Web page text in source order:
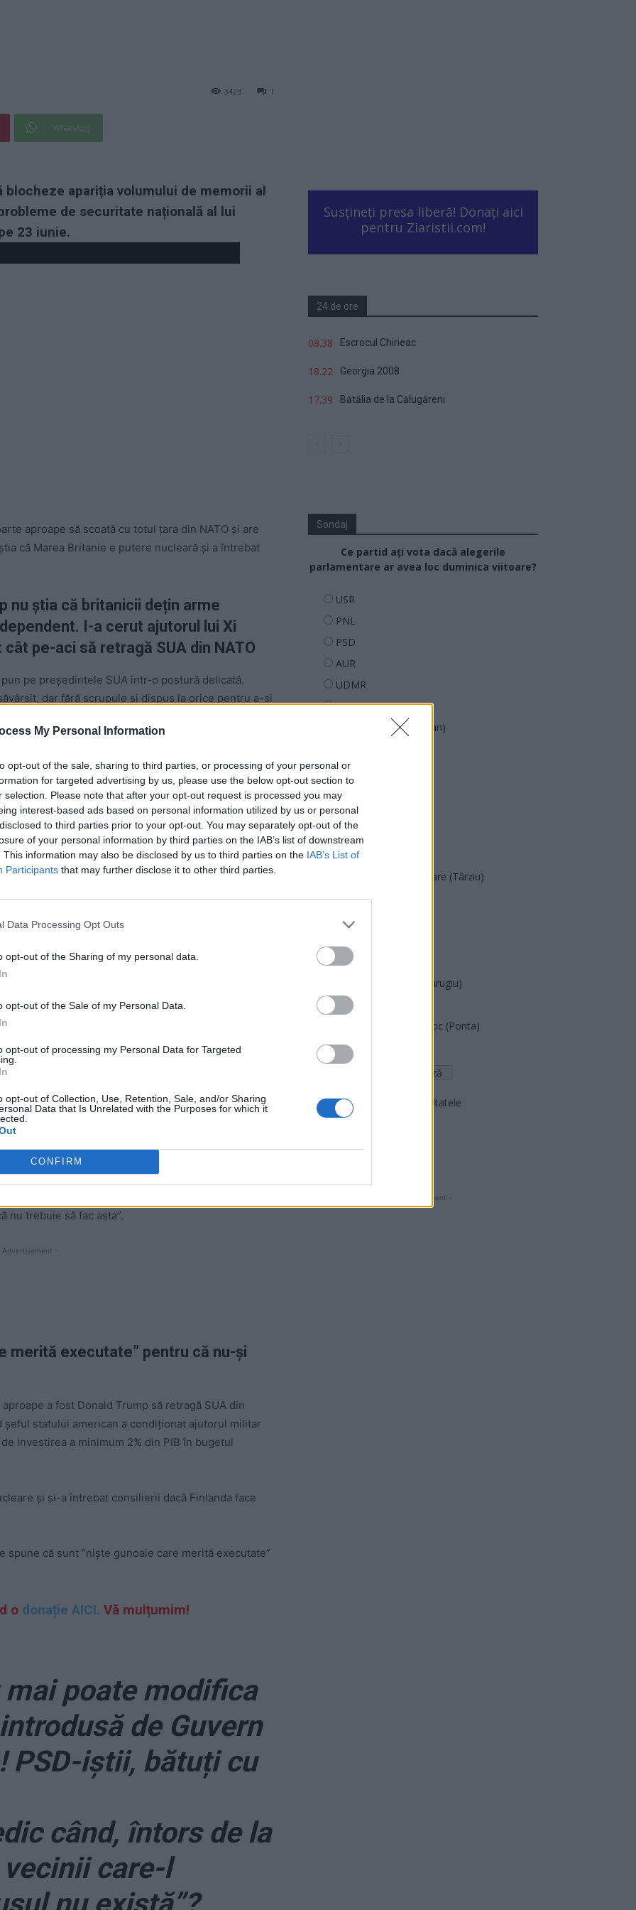
My Personal Information
opt-out of the sale, sharing to third parties, or processing of your personal or
for targeted advertising by us, please use the below opt-out section to
selection. Please note that after your opt-out request is processed you may
interest-based ads based on personal information utilized by us or personal
to third parties prior to your opt-out. You may separately opt-out of the
of your personal information by third parties on the IAB’s list of downstream
This information may also be disclosed by us to third parties on the IAB’s List of
Participants that may further disclose it to other third parties.
Data Processing Opt Outs
opt-out of the Sharing of my personal data.
opt-out of the Sale of my Personal Data.
opt-out of processing my Personal Data for Targeted
opt-out of Collection, Use, Retention, Sale, and/or Sharing
Data that Is Unrelated with the Purposes for which it
CONFIRM
1
3423
WhatsApp
apariția volumului de memorii al
de securitate națională al lui
23 iunie.
aproape să scoată cu totul țara din NATO și are
că Marea Britanie e putere nucleară și a întrebat
nu știa că britanicii dețin arme
I-a cerut ajutorul lui Xi
pe-aci să retragă SUA din NATO
pe președintele SUA într-o postură delicată.
dar fără scrupule și dispus la orice pentru a-și
Trump a provocat un incident foarte grav
chinezii organizată în Japonia. Dictatorul Chinei,
e nemulțumit de faptul că, în SUA, este criticat.
- Advertisement -
este vorba și a crezut că Jinping se referă la
a aprobat, dezvăluieWashington Post.
brusc, în discuție viitoarele alegeri prezidențiale
a Chinei, care ar putea influența campania, și
importanța pe care o au fermierii în SUA și a
și grâu, ar putea înclina balanța electorală în
dar procesul de revizuire a cărții înainte de
nu trebuie să fac asta”.
Advertisement -
merită executate” pentru că nu-și
a fost Donald Trump să retragă SUA din
șeful statului american a condiționat ajutorul militar
investirea a minimum 2% din PIB în bugetul
și și-a întrebat consilierii dacă Finlanda face
că sunt “niște gunoaie care merită executate”
o donație AICI. Vă mulțumim!
poate modifica
de Guvern
PSD-iștii, bătuți cu
când, întors de la
care-l
Susțineți presa liberă! Donați aici
pentru Ziaristii.com!
24 de ore
08.38 Escrocul Chirieac
18.22 Georgia 2008
17.39 Bătălia de la Călugăreni
Sondaj
Ce partid ați vota dacă alegerile
parlamentare ar avea loc duminica viitoare?
USR
PNL
PSD
AUR
UDMR
PMP (Tomac)
Forța Dreptei (L. Orban)
REPER
SENS
SOS (Șoșoacă)
PACE (Peia)
Acțiunea Conservatoare (Târziu)
PDF (Lazarus)
PUSL (D. Voiculescu)
PNCR (Terheș)
Partidul Patrioților (Surugiu)
FAR (Coarnă)
România pe Primul Loc (Ponta)
Altul
Arată rezultatele
- Advertisment -